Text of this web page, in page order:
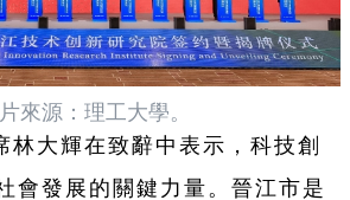
來源：理工大學。
林大輝在致辭中表示，科技創
會發展的關鍵力量。晉江市是